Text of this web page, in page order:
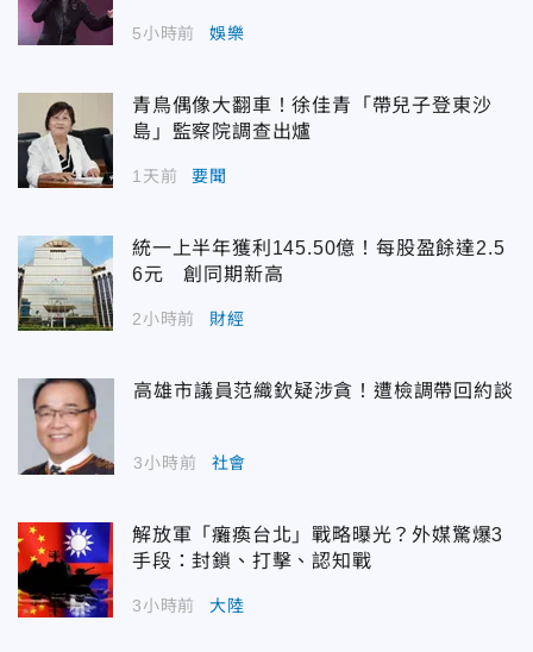
5小時前 娛樂
青鳥偶像大翻車！徐佳青「帶兒子登東沙
島」監察院調查出爐
1天前 要聞
統一上半年獲利145.50億！每股盈餘達2.5
6元 創同期新高
2小時前 財經
高雄市議員范織欽疑涉貪！遭檢調帶回約談
3小時前 社會
解放軍「癱瘓台北」戰略曝光？外媒驚爆3
手段：封鎖、打擊、認知戰
3小時前 大陸